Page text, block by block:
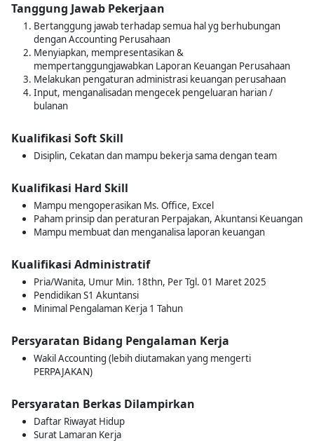
Tanggung Jawab Pekerjaan
Bertanggung jawab terhadap semua hal yg berhubungan
dengan Accounting Perusahaan
Menyiapkan, mempresentasikan &
mempertanggungjawabkan Laporan Keuangan Perusahaan
Melakukan pengaturan administrasi keuangan perusahaan
Input, menganalisadan mengecek pengeluaran harian /
bulanan
Kualifikasi Soft Skill
Disiplin, Cekatan dan mampu bekerja sama dengan team
Kualifikasi Hard Skill
Mampu mengoperasikan Ms. Office, Excel
Paham prinsip dan peraturan Perpajakan, Akuntansi Keuangan
Mampu membuat dan menganalisa laporan keuangan
Kualifikasi Administratif
Pria/Wanita, Umur Min. 18thn, Per Tgl. 01 Maret 2025
Pendidikan S1 Akuntansi
Minimal Pengalaman Kerja 1 Tahun
Persyaratan Bidang Pengalaman Kerja
Wakil Accounting (lebih diutamakan yang mengerti
PERPAJAKAN)
Persyaratan Berkas Dilampirkan
Daftar Riwayat Hidup
Surat Lamaran Kerja